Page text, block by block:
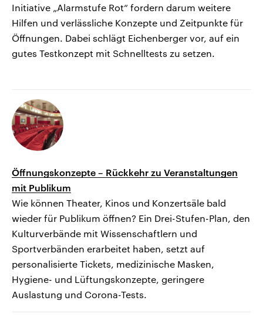
Initiative „Alarmstufe Rot“ fordern darum weitere
Hilfen und verlässliche Konzepte und Zeitpunkte für
Öffnungen. Dabei schlägt Eichenberger vor, auf ein
gutes Testkonzept mit Schnelltests zu setzen.
Öffnungskonzepte – Rückkehr zu Veranstaltungen
mit Publikum
Wie können Theater, Kinos und Konzertsäle bald
wieder für Publikum öffnen? Ein Drei-Stufen-Plan, den
Kulturverbände mit Wissenschaftlern und
Sportverbänden erarbeitet haben, setzt auf
personalisierte Tickets, medizinische Masken,
Hygiene- und Lüftungskonzepte, geringere
Auslastung und Corona-Tests.